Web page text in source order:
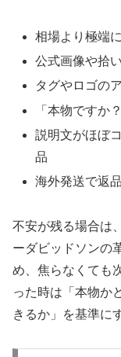
相場より極端
公式画像や拾
タグやロゴの
「本物ですか
説明文がほぼ
品
海外発送で返
不安が残る場合は
ーダビッドソンの
め、焦らなくても
った時は「本物か
きるか」を基準に